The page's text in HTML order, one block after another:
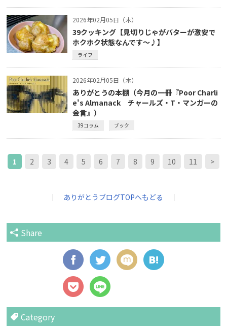
2026年02月05日（木）
39クッキング【見切りじゃがバターが激安で
ホクホク状態なんです～♪】
ライフ
2026年02月05日（木）
ありがとうの本棚（今月の一冊『Poor Charli
e's Almanack チャールズ・T・マンガーの
金言』）
39コラム ブック
1 2 3 4 5 6 7 8 9 10 11 >
｜ ありがとうブログTOPへもどる ｜
Share
Category